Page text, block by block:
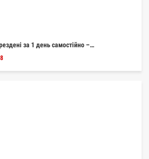
за 1 день самостійно –…